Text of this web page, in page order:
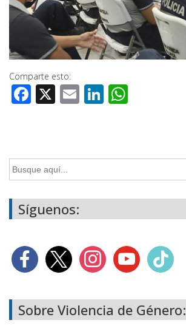
Comparte esto:
Facebook
X EmailLinkedIn
Buscar:
Síguenos:
Sobre Violencia de Género: